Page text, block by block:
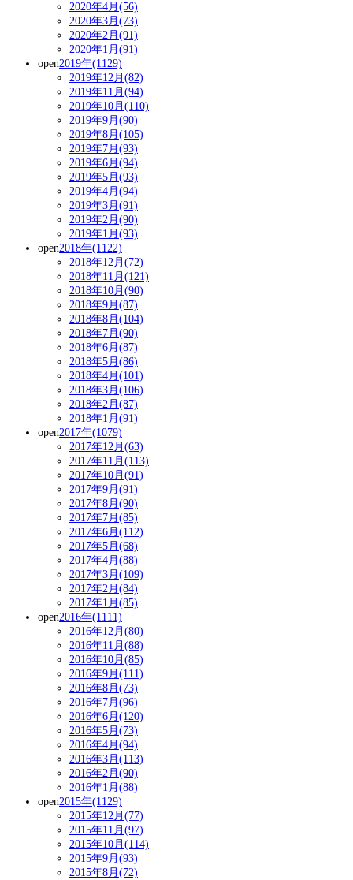
2020年4月(56)
2020年3月(73)
2020年2月(91)
2020年1月(91)
open2019年(1129)
2019年12月(82)
2019年11月(94)
2019年10月(110)
2019年9月(90)
2019年8月(105)
2019年7月(93)
2019年6月(94)
2019年5月(93)
2019年4月(94)
2019年3月(91)
2019年2月(90)
2019年1月(93)
open2018年(1122)
2018年12月(72)
2018年11月(121)
2018年10月(90)
2018年9月(87)
2018年8月(104)
2018年7月(90)
2018年6月(87)
2018年5月(86)
2018年4月(101)
2018年3月(106)
2018年2月(87)
2018年1月(91)
open2017年(1079)
2017年12月(63)
2017年11月(113)
2017年10月(91)
2017年9月(91)
2017年8月(90)
2017年7月(85)
2017年6月(112)
2017年5月(68)
2017年4月(88)
2017年3月(109)
2017年2月(84)
2017年1月(85)
open2016年(1111)
2016年12月(80)
2016年11月(88)
2016年10月(85)
2016年9月(111)
2016年8月(73)
2016年7月(96)
2016年6月(120)
2016年5月(73)
2016年4月(94)
2016年3月(113)
2016年2月(90)
2016年1月(88)
open2015年(1129)
2015年12月(77)
2015年11月(97)
2015年10月(114)
2015年9月(93)
2015年8月(72)